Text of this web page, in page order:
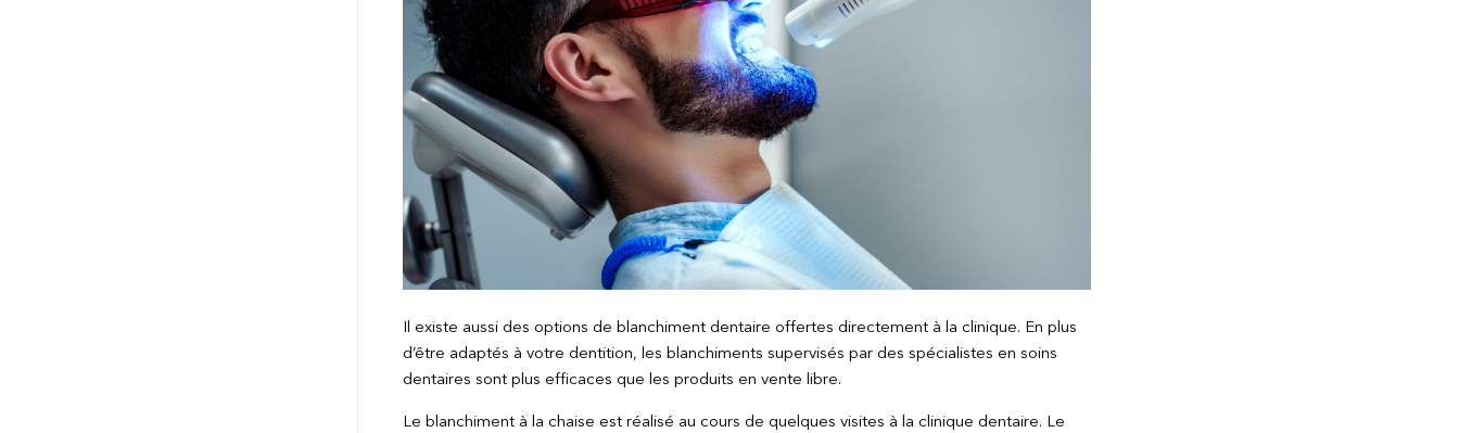
Il existe aussi des options de blanchiment dentaire offertes directement à la clinique. En plus
d’être adaptés à votre dentition, les blanchiments supervisés par des spécialistes en soins
dentaires sont plus efficaces que les produits en vente libre.
Le blanchiment à la chaise est réalisé au cours de quelques visites à la clinique dentaire. Le